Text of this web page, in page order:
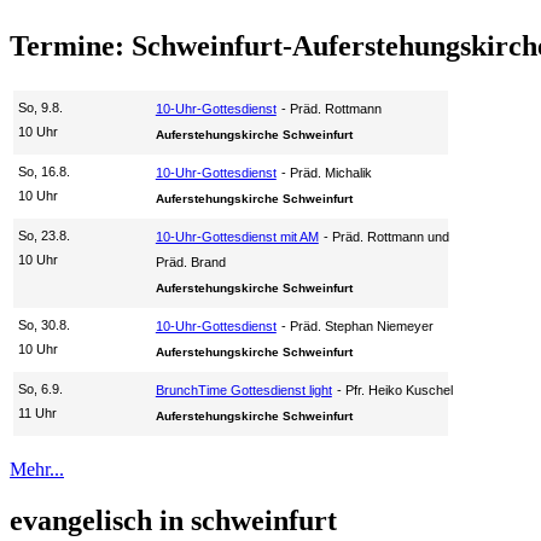
Termine: Schweinfurt-
So, 9.8.
10 Uhr
10-Uhr-Gottesdienst Präd. Rottmann
Auferstehungskirche Schweinfurt
So, 16.8.
10 Uhr
10-Uhr-Gottesdienst Präd. Michalik
Auferstehungskirche Schweinfurt
So, 23.8.
10 Uhr
10-Uhr-Gottesdienst mit AM
Präd. Rottmann und
Präd. Brand
Auferstehungskirche Schweinfurt
So, 30.8.
10 Uhr
10-Uhr-Gottesdienst Präd. Stephan Niemeyer
Auferstehungskirche Schweinfurt
So, 6.9.
11 Uhr
BrunchTime Gottesdienst light Pfr. Heiko Kuschel
Auferstehungskirche Schweinfurt
Mehr...
evangelisch in schweinfurt